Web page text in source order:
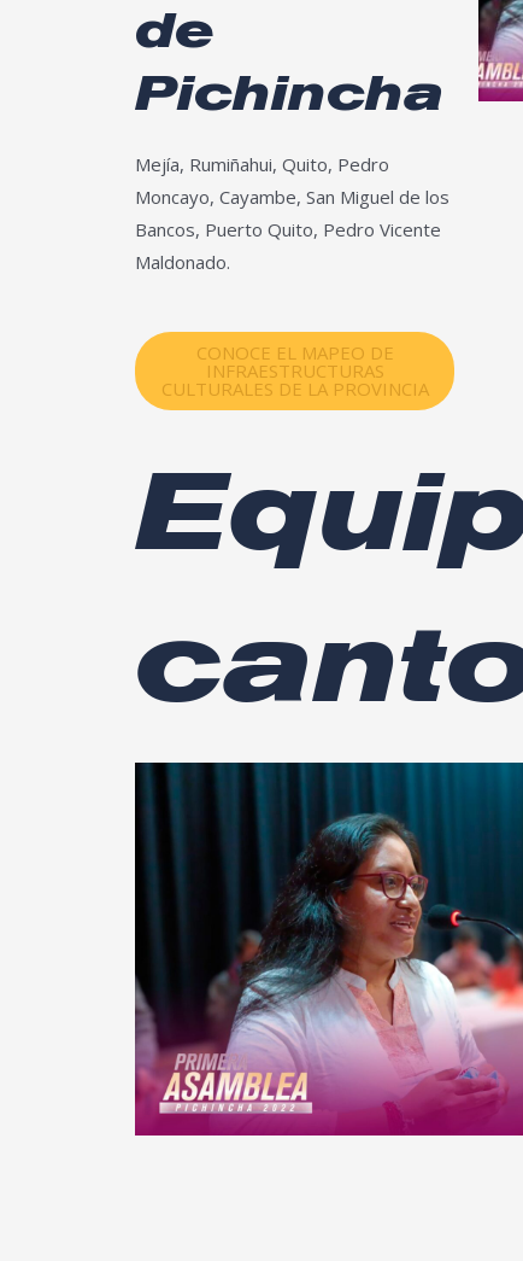
de
Pichincha
Mejía, Rumiñahui, Quito, Pedro
Moncayo, Cayambe, San Miguel de los
Bancos, Puerto Quito, Pedro Vicente
Maldonado.
CONOCE EL MAPEO DE
INFRAESTRUCTURAS
CULTURALES DE LA PROVINCIA